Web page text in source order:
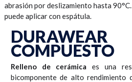
abrasión por deslizamiento hasta
puede aplicar con espátula.
DURAWEAR
COMPUESTO
Relleno de cerámica es una
bicomponente de alto rendimiento